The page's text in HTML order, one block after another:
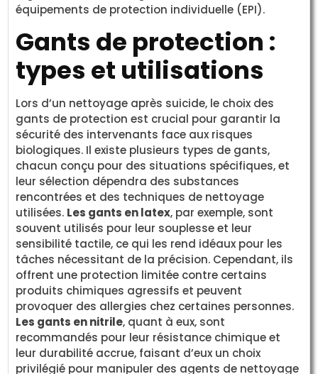
équipements de protection individuelle (EPI).
Gants de protection :
types et utilisations
Lors d’un nettoyage après suicide, le choix des
gants de protection est crucial pour garantir la
sécurité des intervenants face aux risques
biologiques. Il existe plusieurs types de gants,
chacun conçu pour des situations spécifiques, et
leur sélection dépendra des substances
rencontrées et des techniques de nettoyage
utilisées. Les gants en latex, par exemple, sont
souvent utilisés pour leur souplesse et leur
sensibilité tactile, ce qui les rend idéaux pour les
tâches nécessitant de la précision. Cependant, ils
offrent une protection limitée contre certains
produits chimiques agressifs et peuvent
provoquer des allergies chez certaines personnes.
Les gants en nitrile, quant à eux, sont
recommandés pour leur résistance chimique et
leur durabilité accrue, faisant d’eux un choix
privilégié pour manipuler des agents de nettoyage